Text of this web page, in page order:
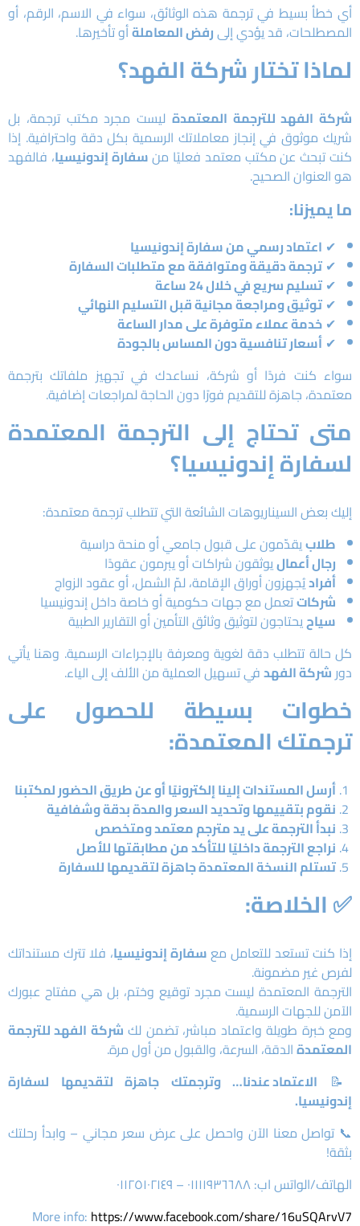
أي خطأ بسيط في ترجمة هذه الوثائق، سواء في الاسم، الرقم، أو
المصطلحات، قد يؤدي إلىرفض المعاملةأو تأخيرها.
لماذا تختار شركة الفهد؟
شركة الفهد للترجمة المعتمدة ليست مجرد مكتب ترجمة، بل
شريك موثوق في إنجاز معاملاتك الرسمية بكل دقة واحترافية. إذا
كنت تبحث عن مكتب معتمد فعليًا منسفارة إندونيسيا، فالفهد
هو العنوان الصحيح.
ما يميزنا:
✔ اعتماد رسمي من سفارة إندونيسيا
✔ ترجمة دقيقة ومتوافقة مع متطلبات السفارة
✔ تسليم سريع في خلال 24 ساعة
✔ توثيق ومراجعة مجانية قبل التسليم النهائي
✔ خدمة عملاء متوفرة على مدار الساعة
✔ أسعار تنافسية دون المساس بالجودة
سواء كنت فردًا أو شركة، نساعدك في تجهيز ملفاتك بترجمة
معتمدة، جاهزة للتقديم فورًا دون الحاجة لمراجعات إضافية.
متى تحتاج إلى الترجمة المعتمدة
لسفارة إندونيسيا؟
إليك بعض السيناريوهات الشائعة التي تتطلب ترجمة معتمدة:
طلابيقدّمون على قبول جامعي أو منحة دراسية
رجال أعماليوثقون شراكات أو يبرمون عقودًا
أفراديُجهزون أوراق الإقامة، لمّ الشمل، أو عقود الزواج
شركاتتعمل مع جهات حكومية أو خاصة داخل إندونيسيا
سياحيحتاجون لتوثيق وثائق التأمين أو التقارير الطبية
كل حالة تتطلب دقة لغوية ومعرفة بالإجراءات الرسمية. وهنا يأتي
دورشركة الفهدفي تسهيل العملية من الألف إلى الياء.
خطوات بسيطة للحصول على
ترجمتك المعتمدة:
أرسل المستندات إلينا إلكترونيًا أو عن طريق الحضور لمكتبنا
نقوم بتقييمها وتحديد السعر والمدة بدقة وشفافية
نبدأ الترجمة على يد مترجم معتمد ومتخصص
نراجع الترجمة داخليًا للتأكد من مطابقتها للأصل
تستلم النسخة المعتمدة جاهزة لتقديمها للسفارة
✅ الخلاصة:
إذا كنت تستعد للتعامل معسفارة إندونيسيا، فلا تترك مستنداتك
لفرص غير مضمونة.
الترجمة المعتمدة ليست مجرد توقيع وختم، بل هي مفتاح عبورك
الآمن للجهات الرسمية.
ومع خبرة طويلة واعتماد مباشر، تضمن لك شركة الفهد للترجمة
المعتمدةالدقة، السرعة، والقبول من أول مرة.
📝 الاعتماد عندنا… وترجمتك جاهزة لتقديمها لسفارة
إندونيسيا.
📞 تواصل معنا الآن واحصل على عرض سعر مجاني – وابدأ رحلتك
بثقة!
الهاتف/الواتس اب: ٠١١١١٩٣٦٦٨٨ – ٠١١٢٥١٠٢١٤٩
More info: https://www.facebook.com/share/16uSQArvV7